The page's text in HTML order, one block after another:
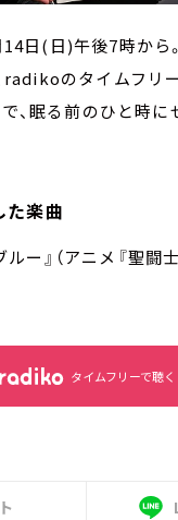
日(日)午後7時から
radikoのタイムフリ
、眠る前のひと時に
た楽曲
ー』（アニメ『聖闘
タイムフリーで聴く